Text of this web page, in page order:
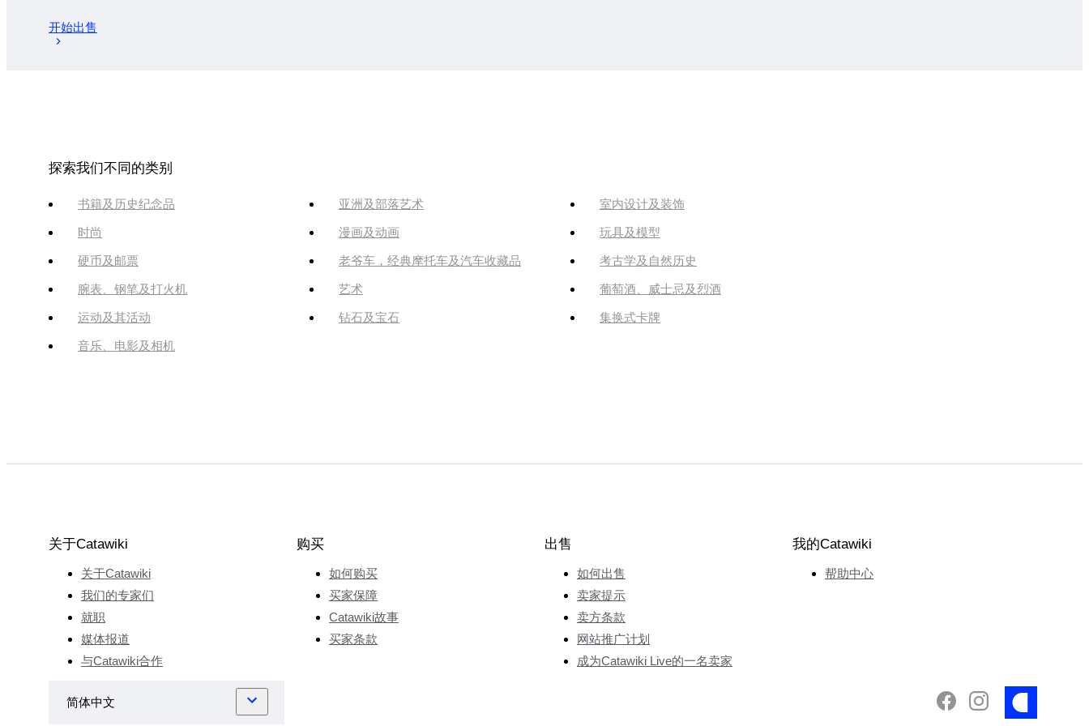
开始出售
探索我们不同的类别
书籍及历史纪念品 亚洲及部落艺术 室内设计及装饰
时尚 漫画及动画 玩具及模型
硬币及邮票 老爷车，经典摩托车及汽车收藏品 考古学及自然历史
腕表、钢笔及打火机 艺术 葡萄酒、威士忌及烈酒
运动及其活动 钻石及宝石 集换式卡牌
音乐、电影及相机
关于Catawiki
关于Catawiki
我们的专家们
就职
媒体报道
与Catawiki合作
购买
如何购买
买家保障
Catawiki故事
买家条款
出售
如何出售
卖家提示
卖方条款
网站推广计划
成为Catawiki Live的一名卖家
我的Catawiki
帮助中心